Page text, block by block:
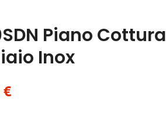
Piano Cottura
Inox
€